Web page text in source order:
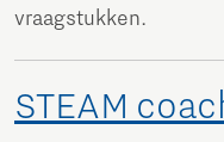
vraagstukken.
STEAM